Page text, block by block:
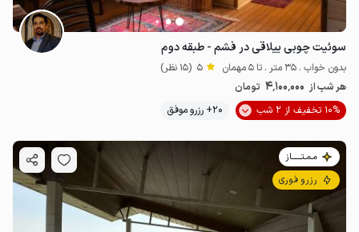
سوئیت چوبی ییلاقی در فشم - طبقه دوم
بدون خواب . 35 متر . تا 5 مهمان 5 (15 نظر)
هر شب از 4٬100٬000 تومان
10% تخفیف از 2 شب
20+ رزرو موفق
مـمـتــــــاز
رزرو فوری